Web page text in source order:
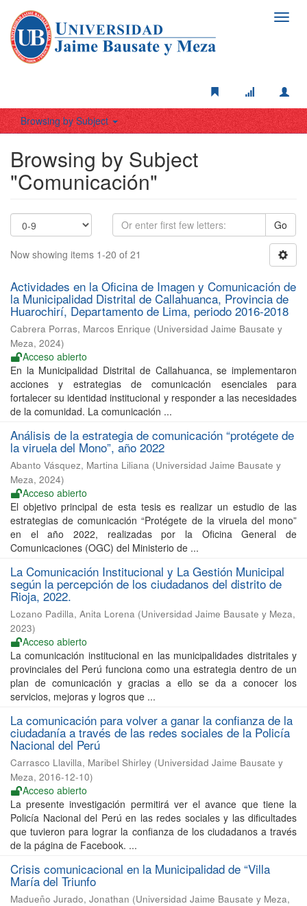
Browsing by Subject
Browsing by Subject
"Comunicación"
Go
Now showing items 1-20 of 21
Actividades en la Oficina de Imagen y Comunicación de
la Municipalidad Distrital de Callahuanca, Provincia de
Huarochirí, Departamento de Lima, periodo 2016-2018
Cabrera Porras, Marcos Enrique (Universidad Jaime Bausate y
Meza, 2024)
Acceso abierto
En la Municipalidad Distrital de Callahuanca, se implementaron
acciones y estrategias de comunicación esenciales para
fortalecer su identidad institucional y responder a las necesidades
de la comunidad. La comunicación ...
Análisis de la estrategia de comunicación “protégete de
la viruela del Mono”, año 2022
Abanto Vásquez, Martina Liliana (Universidad Jaime Bausate y
Meza, 2024)
Acceso abierto
El objetivo principal de esta tesis es realizar un estudio de las
estrategias de comunicación “Protégete de la viruela del mono”
en el año 2022, realizadas por la Oficina General de
Comunicaciones (OGC) del Ministerio de ...
La Comunicación Institucional y La Gestión Municipal
según la percepción de los ciudadanos del distrito de
Rioja, 2022.
Lozano Padilla, Anita Lorena (Universidad Jaime Bausate y Meza,
2023)
Acceso abierto
La comunicación institucional en las municipalidades distritales y
provinciales del Perú funciona como una estrategia dentro de un
plan de comunicación y gracias a ello se da a conocer los
servicios, mejoras y logros que ...
La comunicación para volver a ganar la confianza de la
ciudadanía a través de las redes sociales de la Policía
Nacional del Perú
Carrasco Llavilla, Maribel Shirley (Universidad Jaime Bausate y
Meza, 2016-12-10)
Acceso abierto
La presente investigación permitirá ver el avance que tiene la
Policía Nacional del Perú en las redes sociales y las dificultades
que tuvieron para lograr la confianza de los ciudadanos a través
de la página de Facebook. ...
Crisis comunicacional en la Municipalidad de “Villa
María del Triunfo
Madueño Jurado, Jonathan (Universidad Jaime Bausate y Meza,